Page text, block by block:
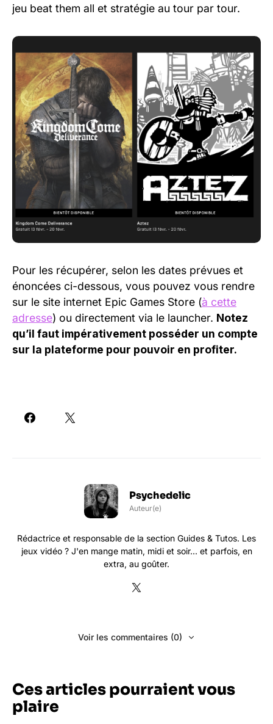
jeu beat them all et stratégie au tour par tour.
Pour les récupérer, selon les dates prévues et
énoncées ci-dessous, vous pouvez vous rendre
sur le site internet Epic Games Store (à cette
adresse) ou directement via le launcher. Notez
qu’il faut impérativement posséder un compte
sur la plateforme pour pouvoir en profiter.
Psychedelic
Auteur(e)
Rédactrice et responsable de la section Guides & Tutos. Les
jeux vidéo ? J'en mange matin, midi et soir... et parfois, en
extra, au goûter.
Voir les commentaires (0)
Ces articles pourraient vous
plaire